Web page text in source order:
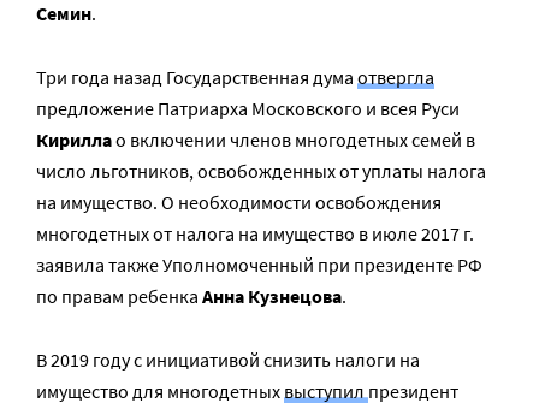
Семин.
Три года назад Государственная дума отвергла
предложение Патриарха Московского и всея Руси
Кириллао включении членов многодетных семей в
число льготников, освобожденных от уплаты налога
на имущество. О необходимости освобождения
многодетных от налога на имущество в июле 2017 г.
заявила также Уполномоченный при президенте РФ
по правам ребенка Анна Кузнецова.
В 2019 году с инициативой снизить налоги на
имущество для многодетныхвыступилпрезидент